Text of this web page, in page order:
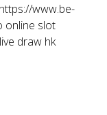
https://www.be-
online slot
live draw hk